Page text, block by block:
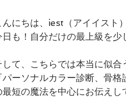
グレッスン 美ウォーキング
チュラル】 最上級クローゼッ
んにちは、iest（アイイスト
日も！自分だけの最上級を少
して、こちらでは本当に似合
パーソナルカラー診断、骨
最短の魔法を中心にお伝え